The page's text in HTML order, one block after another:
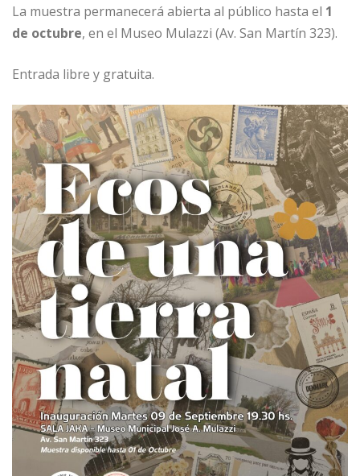
La muestra permanecerá abierta al público hasta el 1
de octubre, en el Museo Mulazzi (Av. San Martín 323).
Entrada libre y gratuita.